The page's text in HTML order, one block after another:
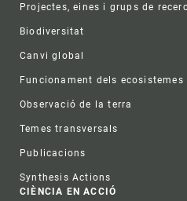
Projectes, eines i grups de
Biodiversitat
Canvi global
Funcionament dels ecosistemes
Observació de la terra
Temes transversals
Publicacions
Synthesis Actions
CIÈNCIA EN ACCIÓ